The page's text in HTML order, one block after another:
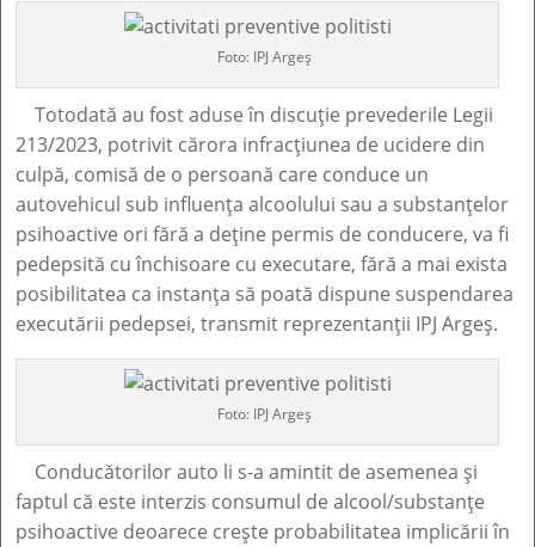
Foto: IPJ Argeș
Totodată au fost aduse în discuție prevederile Legii
213/2023, potrivit cărora infracțiunea de ucidere din
culpă, comisă de o persoană care conduce un
autovehicul sub influența alcoolului sau a substanțelor
psihoactive ori fără a deține permis de conducere, va fi
pedepsită cu închisoare cu executare, fără a mai exista
posibilitatea ca instanța să poată dispune suspendarea
executării pedepsei, transmit reprezentanții IPJ Argeș.
Foto: IPJ Argeș
Conducătorilor auto li s-a amintit de asemenea și
faptul că este interzis consumul de alcool/substanţe
psihoactive deoarece crește probabilitatea implicării în